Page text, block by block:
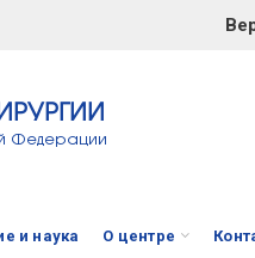
Федерации
и наука О центре